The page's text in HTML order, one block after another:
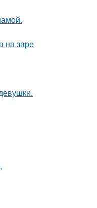
на заре